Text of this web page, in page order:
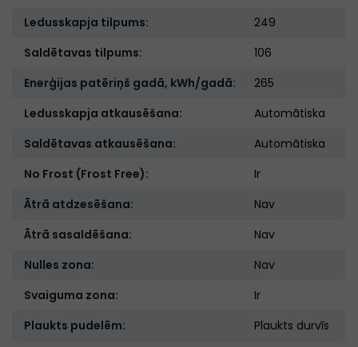
Ledusskapja tilpums:
249
Saldētavas tilpums:
106
Enerģijas patēriņš gadā, kWh/gadā:
265
Ledusskapja atkausēšana:
Automātiska
Saldētavas atkausēšana:
Automātiska
No Frost (Frost Free):
Ir
Ātrā atdzesēšana:
Nav
Ātrā sasaldēšana:
Nav
Nulles zona:
Nav
Svaiguma zona:
Ir
Plaukts pudelēm:
Plaukts durvīs